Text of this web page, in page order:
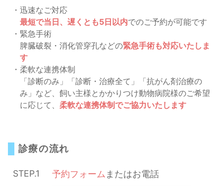
・迅速なご対応
最短で当日、遅くとも5日以内でのご予約が可能です
・緊急手術
脾臓破裂・消化管穿孔などの緊急手術も対応いたしま
す
・柔軟な連携体制
「診断のみ」「診断・治療全て」「抗がん剤治療の
み」など、飼い主様とかかりつけ動物病院様のご希望
に応じて、 柔軟な連携体制でご協力いたします
診療の流れ
STEP.1 予約フォーム またはお電話